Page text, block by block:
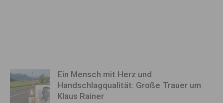
Ein Mensch mit Herz und
Handschlagqualität: Große Trauer um
Klaus Rainer